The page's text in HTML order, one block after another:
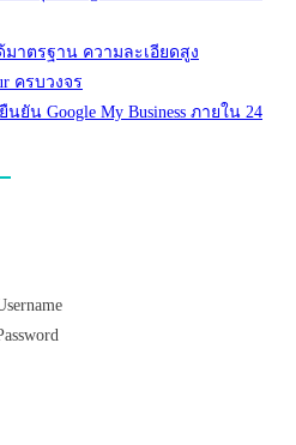
มาตรฐาน ความละเอียดสูง
ครบวงจร
ยัน Google My Business ภายใน 24